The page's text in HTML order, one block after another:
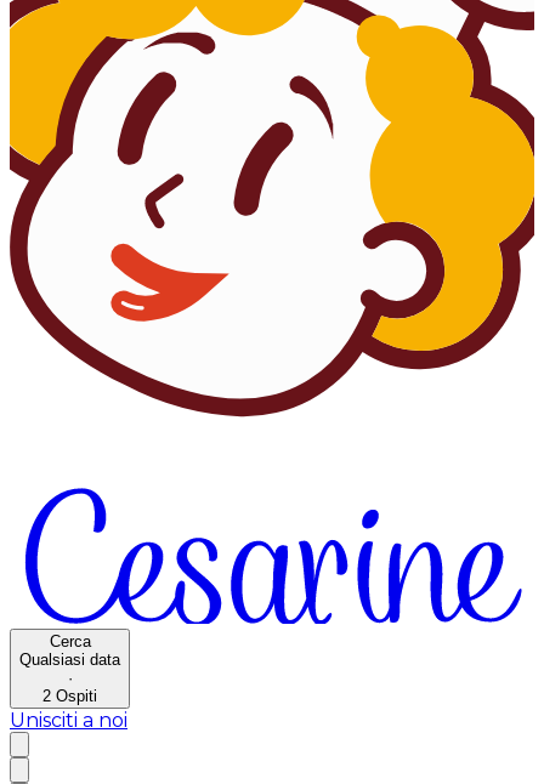
Cerca
Qualsiasi data
·
2 Ospiti
Unisciti a noi